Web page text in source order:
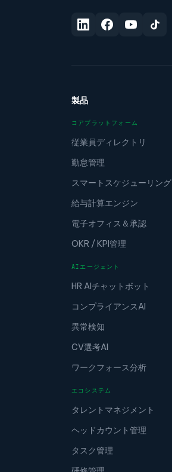
製品
コアプラットフォーム
従業員ディレクトリ
勤怠管理
スマートスケジューリング
給与計算エンジン
電子オフィス＆承認
OKR / KPI管理
AIエージェント
HR AIチャットボット
コンプライアンスAI
異常検知
CV選考AI
ワークフォース分析
エコシステム
タレントマネジメント
ヘッドカウント管理
タスク管理